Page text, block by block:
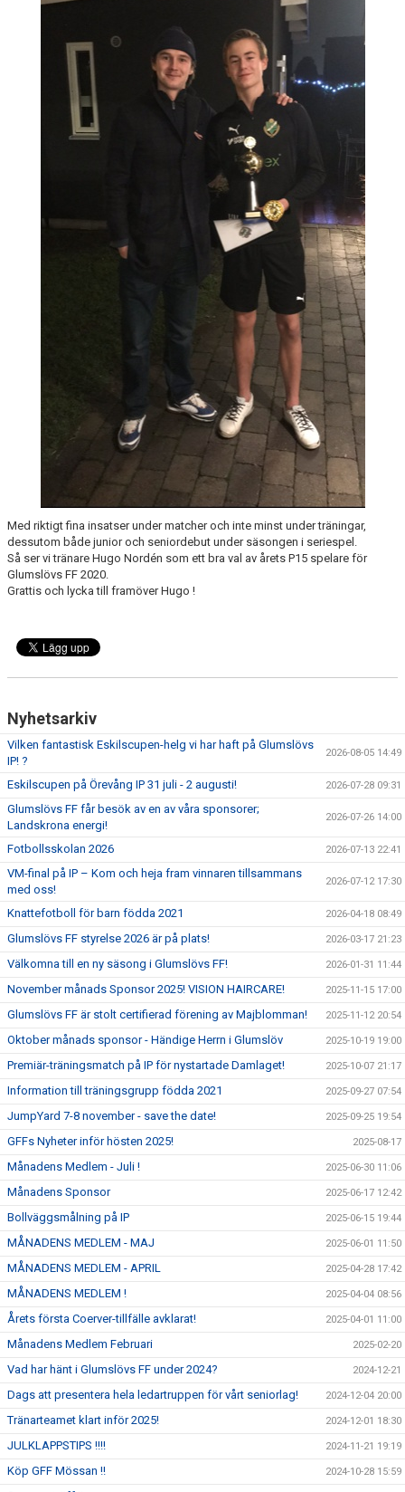
KLÄDKOLLEKTION
FOTBOLLSSKOLAN 2026
Med riktigt fina insatser under matcher och inte minst under träningar,
dessutom både junior och seniordebut under säsongen i seriespel.
Så ser vi tränare Hugo Nordén som ett bra val av årets P15 spelare för
Glumslövs FF 2020.
Grattis och lycka till framöver Hugo !
Nyhetsarkiv
Vilken fantastisk Eskilscupen-helg vi har haft på Glumslövs
IP! ?
2026-08-05 14:49
Eskilscupen på Örevång IP 31 juli - 2 augusti! 2026-07-28 09:31
Glumslövs FF får besök av en av våra sponsorer;
Landskrona energi!
2026-07-26 14:00
Fotbollsskolan 2026 2026-07-13 22:41
VM-final på IP – Kom och heja fram vinnaren tillsammans
med oss!
2026-07-12 17:30
Knattefotboll för barn födda 2021 2026-04-18 08:49
Glumslövs FF styrelse 2026 är på plats! 2026-03-17 21:23
Välkomna till en ny säsong i Glumslövs FF! 2026-01-31 11:44
November månads Sponsor 2025! VISION HAIRCARE! 2025-11-15 17:00
Glumslövs FF är stolt certifierad förening av Majblomman! 2025-11-12 20:54
Oktober månads sponsor - Händige Herrn i Glumslöv 2025-10-19 19:00
Premiär-träningsmatch på IP för nystartade Damlaget! 2025-10-07 21:17
Information till träningsgrupp födda 2021 2025-09-27 07:54
JumpYard 7-8 november - save the date! 2025-09-25 19:54
GFFs Nyheter inför hösten 2025! 2025-08-17
Månadens Medlem - Juli ! 2025-06-30 11:06
Månadens Sponsor 2025-06-17 12:42
Bollväggsmålning på IP 2025-06-15 19:44
MÅNADENS MEDLEM - MAJ 2025-06-01 11:50
MÅNADENS MEDLEM - APRIL 2025-04-28 17:42
MÅNADENS MEDLEM ! 2025-04-04 08:56
Årets första Coerver-tillfälle avklarat! 2025-04-01 11:00
Månadens Medlem Februari 2025-02-20
Vad har hänt i Glumslövs FF under 2024? 2024-12-21
Dags att presentera hela ledartruppen för vårt seniorlag! 2024-12-04 20:00
Tränarteamet klart inför 2025! 2024-12-01 18:30
JULKLAPPSTIPS !!!! 2024-11-21 19:19
Köp GFF Mössan !! 2024-10-28 15:59